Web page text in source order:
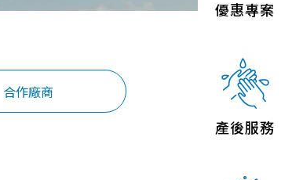
合作廠商
優惠專案
產後服務
聯絡我們
離島